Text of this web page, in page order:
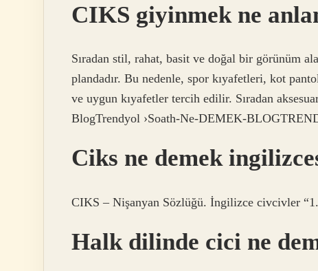
CIKS giyinmek ne
Sıradan stil, rahat, basit ve doğal bir görünüm
plandadır. Bu nedenle, spor kıyafetleri, kot
ve uygun kıyafetler tercih edilir. Sıradan
BlogTrendyol ›Soath-Ne-DEMEK-
Ciks ne demek
CIKS – Nişanyan Sözlüğü. İngilizce civcivler
Halk dilinde cici ne